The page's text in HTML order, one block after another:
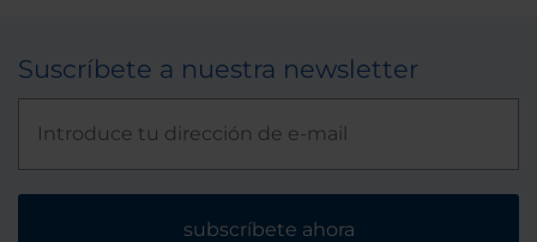
Suscríbete a nuestra newsletter
subscríbete ahora